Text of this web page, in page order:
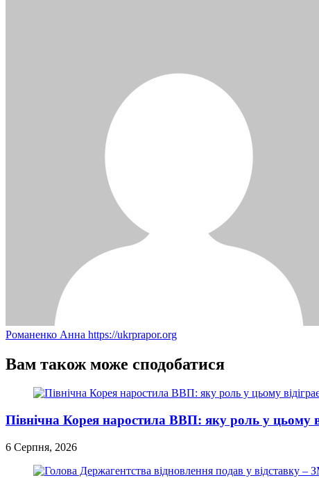
Романенко Анна https://ukrprapor.org
Вам також може сподобатися
Північна Корея наростила ВВП: яку роль у цьому
6 Серпня, 2026